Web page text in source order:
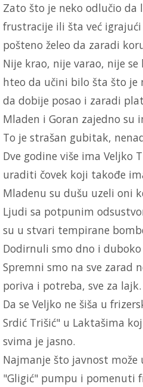
Zato što je neko odlučio da
frustracije ili šta već
pošteno želeo da zaradi
Nije krao, nije varao, nije
hteo da učini bilo šta što je
da dobije posao i zaradi
Mladen i Goran zajedno su
To je strašan gubitak,
Dve godine više ima Veljko
uraditi čovek koji takođe
Mladenu su dušu uzeli oni
Ljudi sa potpunim
su u stvari tempirane
Dodirnuli smo dno i
Spremni smo na sve zarad
poriva i potreba, sve za lajk.
Da se Veljko ne šiša u
Srdić Trišić" u Laktašima
svima je jasno.
Najmanje što javnost
"Gligić" pumpu i pomenuti